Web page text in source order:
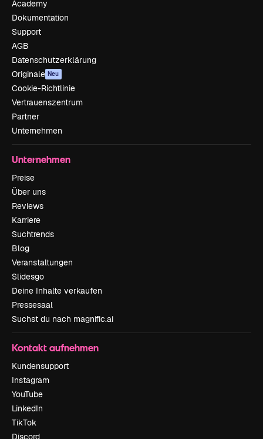
Academy
Dokumentation
Support
AGB
Datenschutzerklärung
Originale Neu
Cookie-Richtlinie
Vertrauenszentrum
Partner
Unternehmen
Unternehmen
Preise
Über uns
Reviews
Karriere
Suchtrends
Blog
Veranstaltungen
Slidesgo
Deine Inhalte verkaufen
Pressesaal
Suchst du nach magnific.ai
Kontakt aufnehmen
Kundensupport
Instagram
YouTube
LinkedIn
TikTok
Discord